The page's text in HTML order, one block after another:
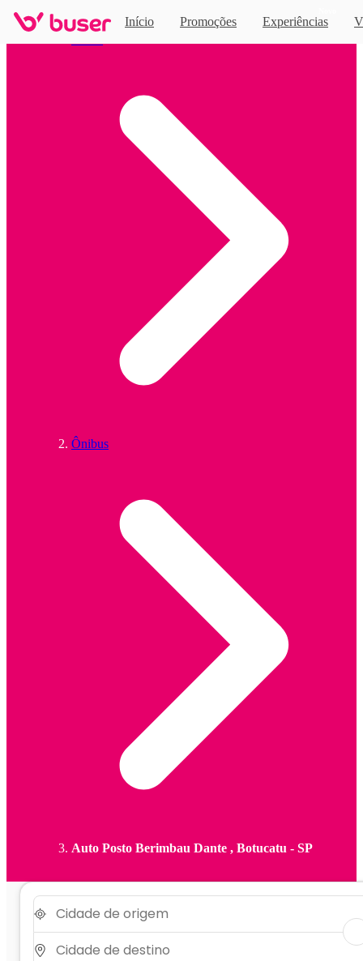
Início Promoções Experiências
Ônibus
Auto Posto Berimbau Dante , Botucatu - SP